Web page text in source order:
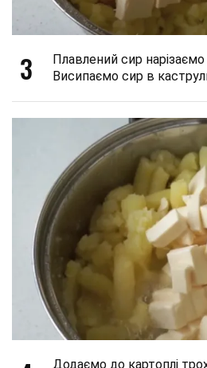
3
Плавлений сир
Висипаємо сир в
Додаємо до картоплі